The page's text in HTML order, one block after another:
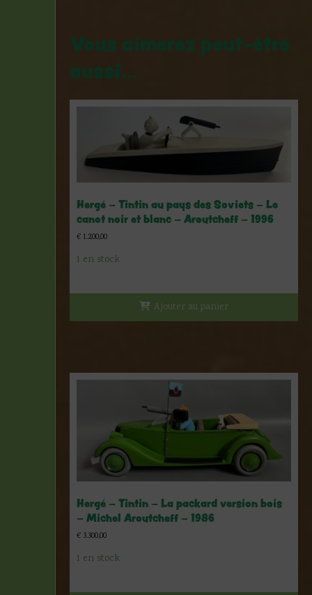
Vous aimerez peut-être
aussi…
Hergé – Tintin au pays des Soviets – Le
canot noir et blanc – Aroutcheff – 1996
€ 1.200,00
1 en stock
Ajouter au panier
Hergé – Tintin – La packard version bois
– Michel Aroutcheff – 1986
€ 3.300,00
1 en stock